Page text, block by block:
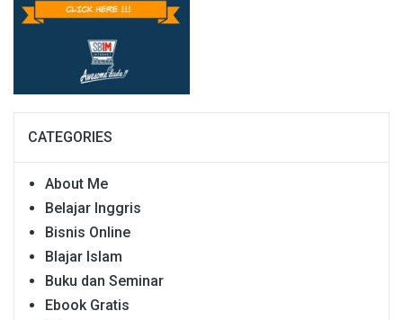
CATEGORIES
About Me
Belajar Inggris
Bisnis Online
Blajar Islam
Buku dan Seminar
Ebook Gratis